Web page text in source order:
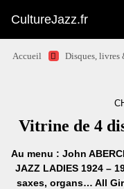
CultureJazz.fr
Accueil Disques, livres
Vitrine de 4
Au menu : John
JAZZ LADIES 1924 –
saxes, organs… All